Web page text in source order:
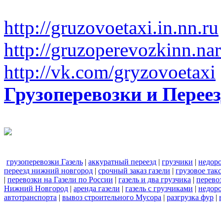
http://gruzovoetaxi.in.nn.ru
http://
http://vk.com/gryzovoetaxi
Грузоперевозки и
грузоперевозки Газель | аккуратный переезд | грузчики |
переезд нижний новгород | срочный заказ газели | грузовое
| перевозки на Газели по России | газель и два грузчика |
Нижний Новгород | аренда газели | газель с грузчиками |
автотранспорта | вывоз строительного Мусора | разгрузка фур |